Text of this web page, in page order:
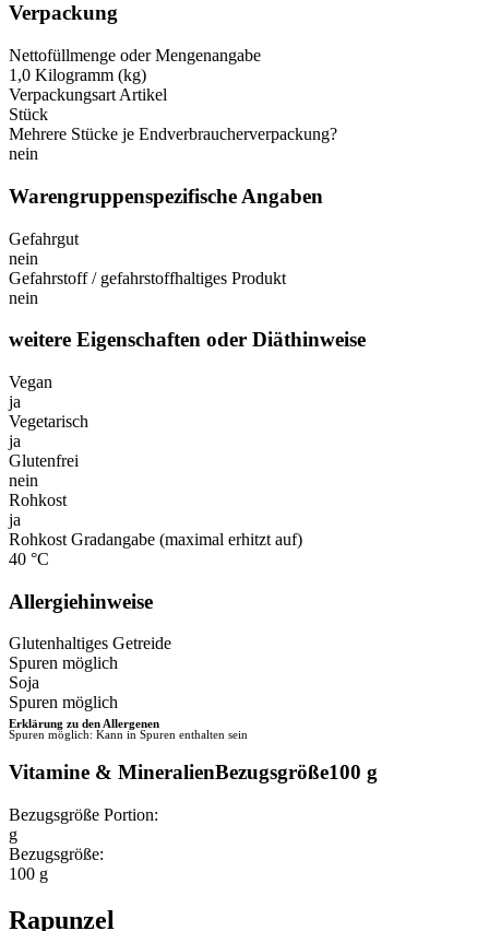
Verpackung
Nettofüllmenge oder Mengenangabe
1,0 Kilogramm (kg)
Verpackungsart Artikel
Stück
Mehrere Stücke je Endverbraucherverpackung?
nein
Warengruppenspezifische Angaben
Gefahrgut
nein
Gefahrstoff / gefahrstoffhaltiges Produkt
nein
weitere Eigenschaften oder Diäthinweise
Vegan
ja
Vegetarisch
ja
Glutenfrei
nein
Rohkost
ja
Rohkost Gradangabe (maximal erhitzt auf)
40 °C
Allergiehinweise
Glutenhaltiges Getreide
Spuren möglich
Soja
Spuren möglich
Erklärung zu den Allergenen
Spuren möglich: Kann in Spuren enthalten sein
Vitamine & MineralienBezugsgröße100 g
Bezugsgröße Portion:
g
Bezugsgröße:
100 g
Rapunzel